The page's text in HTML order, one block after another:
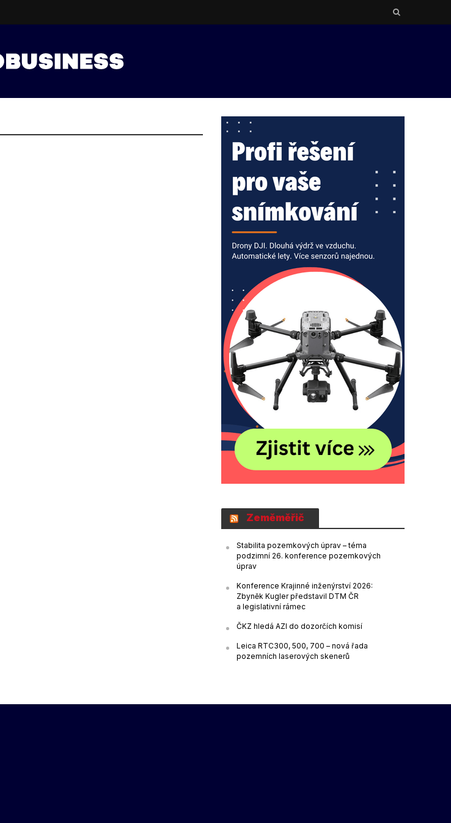
Zeměměřič
Stabilita pozemkových úprav – téma
podzimní 26. konference pozemkových
úprav
Konference Krajinné inženýrství 2026:
Zbyněk Kugler představil DTM ČR
a legislativní rámec
ČKZ hledá AZI do dozorčích komisí
Leica RTC300, 500, 700 – nová řada
pozemních laserových skenerů